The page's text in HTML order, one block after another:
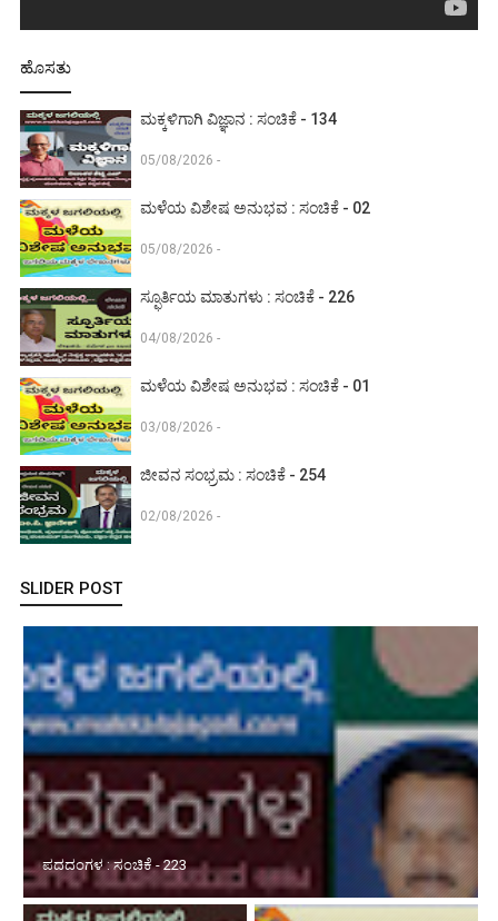
ಹೊಸತು
ಮಕ್ಕಳಿಗಾಗಿ ವಿಜ್ಞಾನ : ಸಂಚಿಕೆ - 134
05/08/2026 -
ಮಳೆಯ ವಿಶೇಷ ಅನುಭವ : ಸಂಚಿಕೆ - 02
05/08/2026 -
ಸ್ಫೂರ್ತಿಯ ಮಾತುಗಳು : ಸಂಚಿಕೆ - 226
04/08/2026 -
ಮಳೆಯ ವಿಶೇಷ ಅನುಭವ : ಸಂಚಿಕೆ - 01
03/08/2026 -
ಜೀವನ ಸಂಭ್ರಮ : ಸಂಚಿಕೆ - 254
02/08/2026 -
SLIDER POST
ಮಕ್ಕಳಿಗಾಗಿ ವಿಜ್ಞಾನ : ಸಂಚಿಕೆ - 134